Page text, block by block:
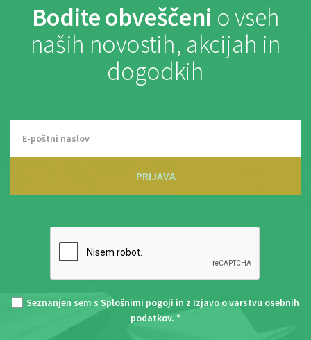
Bodite obveščeni o vseh
naših novostih, akcijah in
dogodkih
PRIJAVA
Seznanjen sem s Splošnimi pogoji in z Izjavo o varstvu osebnih
podatkov. *